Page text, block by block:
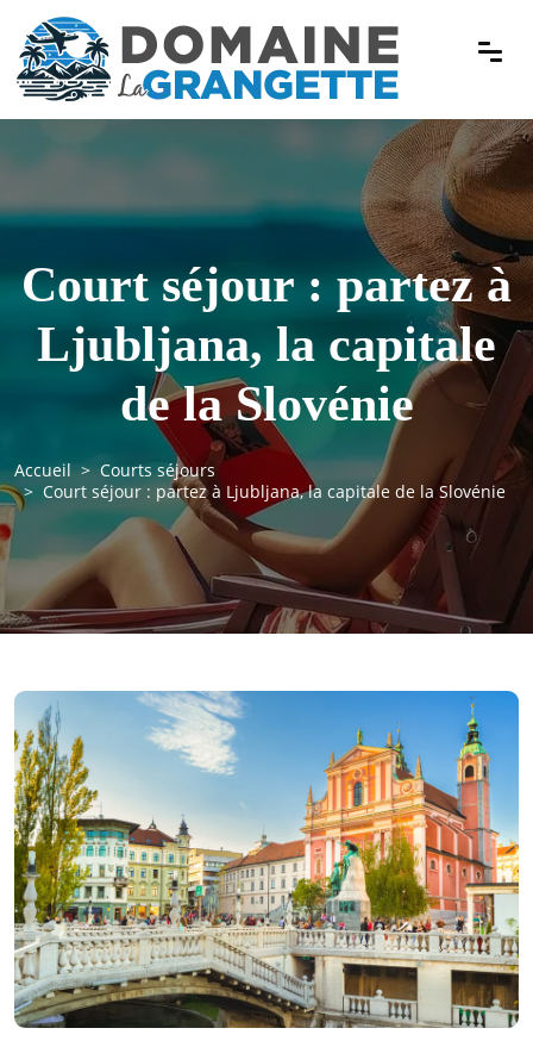
Court séjour : partez à
Ljubljana, la capitale
de la Slovénie
Accueil
Courts séjours
Court séjour : partez à Ljubljana, la capitale de la Slovénie